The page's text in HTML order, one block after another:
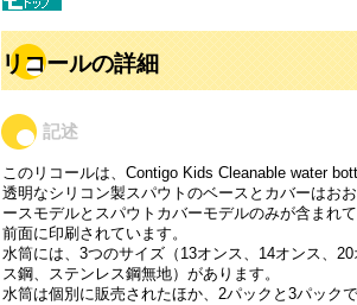
リコールの詳細
記述
このリコールは、Contigo Kids Cleanable water
透明なシリコン製スパウトのベースとカバーはお
ースモデルとスパウトカバーモデルのみが含まれ
前面に印刷されています。
水筒には、3つのサイズ（13オンス、14オンス、
ス鋼、ステンレス鋼無地）があります。
水筒は個別に販売されたほか、2パックと3パック